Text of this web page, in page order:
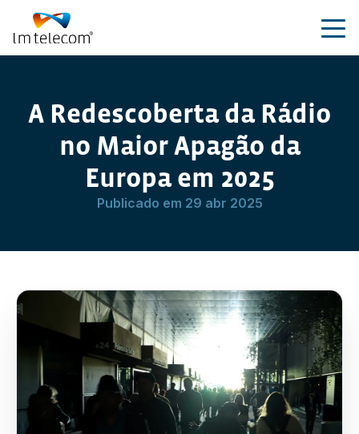
Rádio
Predição de cobertura
Sobre nós
Blog
Área do cliente
A Redescoberta da Rádio
no Maior Apagão da
Europa em 2025
Publicado em 29 abr 2025